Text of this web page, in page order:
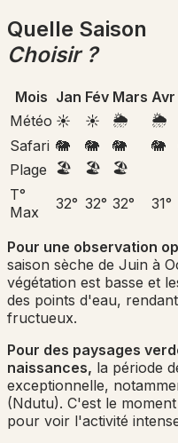
Quelle Saison
Choisir ?
Mois Jan Fév Mars Avr
Météo ☀️ ☀️ 🌦️ 🌦️
Safari 🐘 🐘 🐘 🐘
Plage 🏖️ 🏖️ 🏖️
T°
Max
32° 32° 32° 31°
Pour une observation
saison sèche de Juin à
végétation est basse et
des points d'eau,
fructueux.
Pour des paysages
naissances, la période
exceptionnelle,
(Ndutu). C'est le
pour voir l'activité